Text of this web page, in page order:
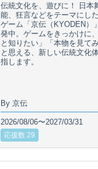
伝統文化を、遊びに！ 日本
能、狂言などをテーマにし
ゲーム「京伝（KYODEN）
発中。ゲームをきっかけに
と知りたい」「本物を見て
と思える、新しい伝統文化
指します。
By 京伝
2026/08/06〜2027/03/31
応援数 29